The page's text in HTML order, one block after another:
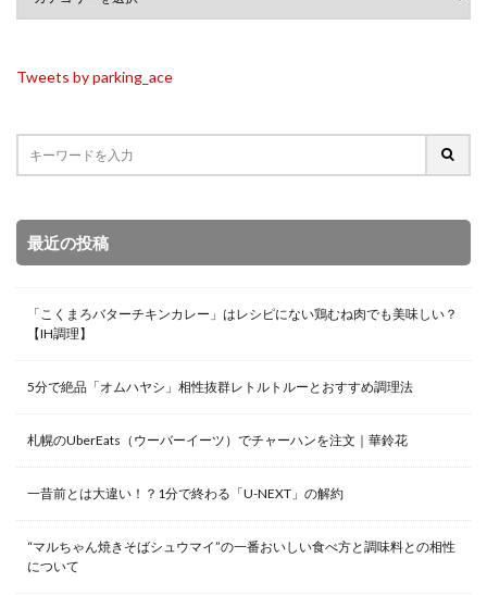
Tweets by parking_ace
最近の投稿
「こくまろバターチキンカレー」はレシピにない鶏むね肉でも美味しい？
【IH調理】
5分で絶品「オムハヤシ」相性抜群レトルトルーとおすすめ調理法
札幌のUberEats（ウーバーイーツ）でチャーハンを注文｜華鈴花
一昔前とは大違い！？1分で終わる「U-NEXT」の解約
“マルちゃん焼きそばシュウマイ”の一番おいしい食べ方と調味料との相性
について